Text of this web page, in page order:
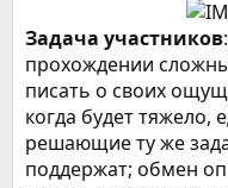
Задача участников
прохождении
писать о своих
когда будет
решающие ту же
поддержат; обмен